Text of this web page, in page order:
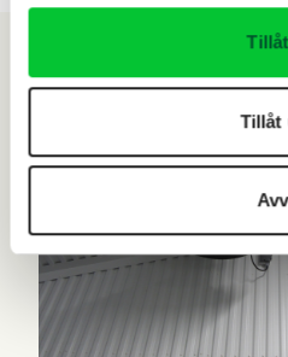
Tillåt